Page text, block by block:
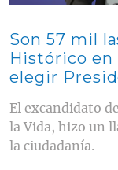
Son 57 mil
Histórico en
elegir
El excandidato
la Vida, hizo un
la ciudadanía.